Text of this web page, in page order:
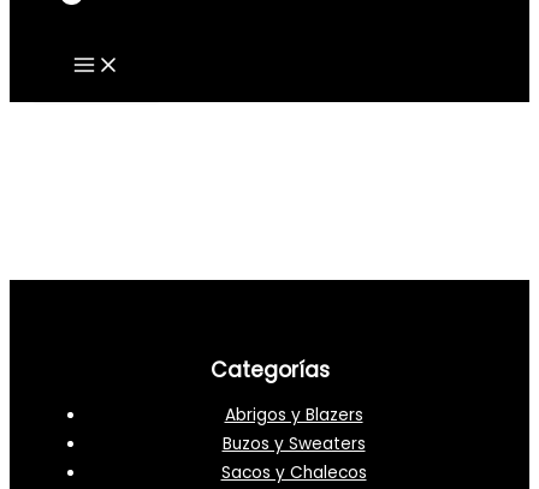
Categorías
Abrigos y Blazers
Buzos y Sweaters
Sacos y Chalecos